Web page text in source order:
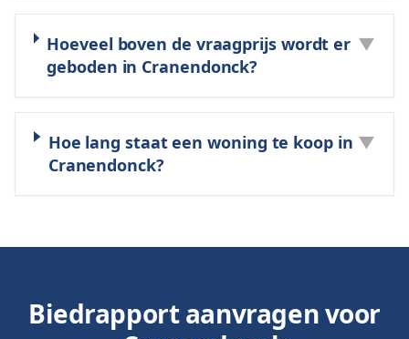
Hoeveel boven de vraagprijs wordt er
geboden in Cranendonck?
▼
Hoe lang staat een woning te koop in
Cranendonck?
▼
Biedrapport aanvragen voor